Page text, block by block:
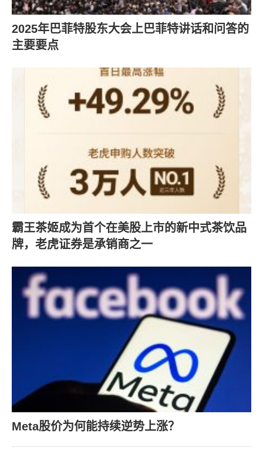
2025年巴菲特股东大会上巴菲特讲话和问答的
主要要点
霸王茶姬成为首个在美股上市的新中式茶饮品
牌，老虎证券是承销商之一
Meta股价为何能持续逆势上涨？